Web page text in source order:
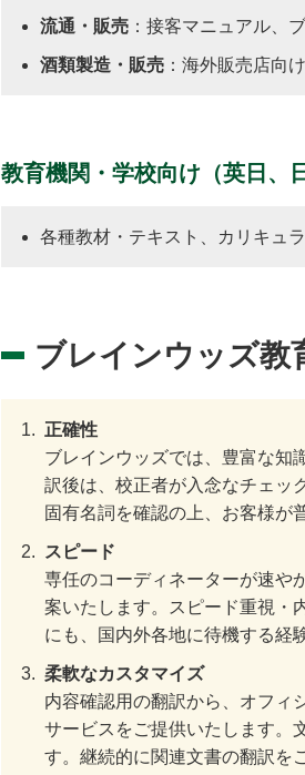
流通・販売 ：接客マニュアル、
酒類製造・販売 ：海外販売店向
教育機関・学校向け（英日、
各種教材・テキスト、カリキュ
ブレインウッズ教
正確性
ブレインウッズでは、豊富な知
訳後は、校正者が入念なチェッ
固有名詞を確認の上、お客様が
スピード
専任のコーディネーターが速や
案いたします。スピード重視・
にも、国内外各地に待機する経
柔軟なカスタマイズ
内容確認用の翻訳から、オフィ
サービスをご提供いたします。
す。継続的に関連文書の翻訳を